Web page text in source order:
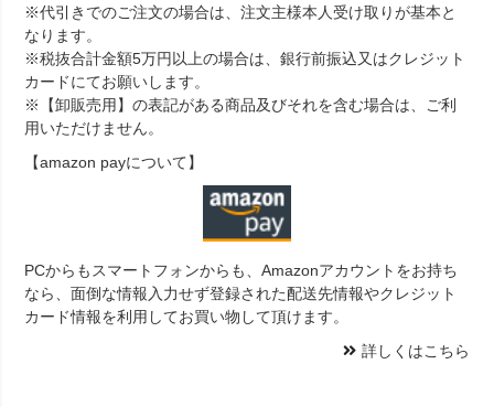
※代引きでのご注文の場合は、注文主様本人受け取りが基本と
なります。
※税抜合計金額5万円以上の場合は、銀行前振込又はクレジット
カードにてお願いします。
※【卸販売用】の表記がある商品及びそれを含む場合は、ご利
用いただけません。
【amazon payについて】
PCからもスマートフォンからも、Amazonアカウントをお持ち
なら、面倒な情報入力せず登録された配送先情報やクレジット
カード情報を利用してお買い物して頂けます。
詳しくはこちら